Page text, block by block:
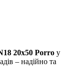
20x50 Porro у
– надійно та